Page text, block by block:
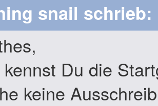
snail schrieb:
Du die
keine